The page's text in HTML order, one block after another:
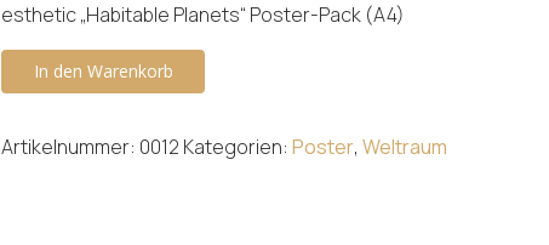
esthetic „Habitable Planets“ Poster-Pack (A4)
Habitable
Planets
Pack
In den Warenkorb
Artikelnummer: 0012 Kategorien:Poster,Weltraum